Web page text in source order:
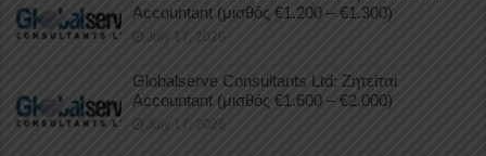
Accountant (μισθός €1.200 – €1.300)
July 17, 2026
Globalserve Consultants Ltd: Ζητείται
Accountant (μισθός €1.600 – €2.000)
July 17, 2026